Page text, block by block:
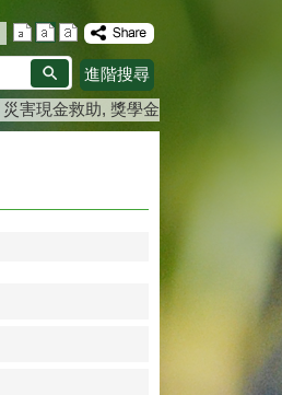
搜
尋
進階搜尋
災害現金救助 獎學金